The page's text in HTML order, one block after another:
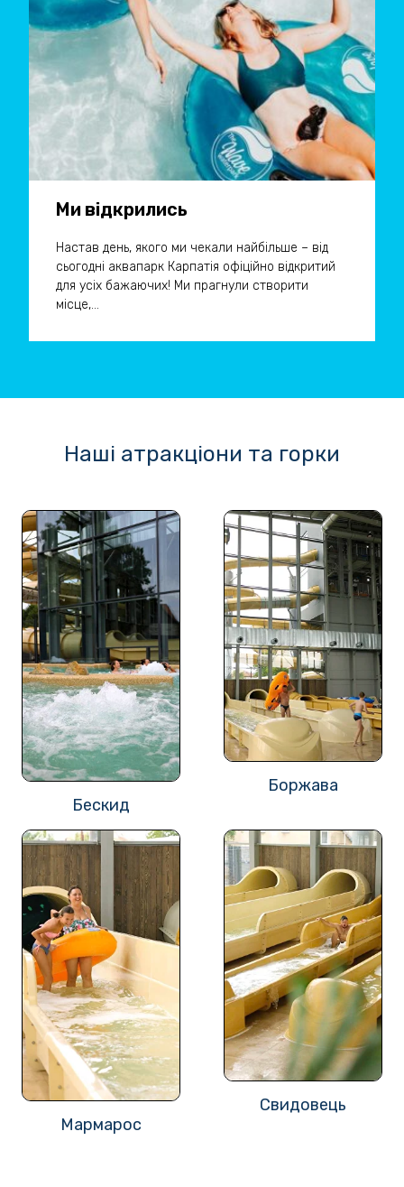
Ми відкрились
Настав день, якого ми чекали найбільше – від
сьогодні аквапарк Карпатія офіційно відкритий
для усіх бажаючих! Ми прагнули створити
місце,...
Наші атракціони та горки
Бескид
Боржава
Мармарос
Свидовець